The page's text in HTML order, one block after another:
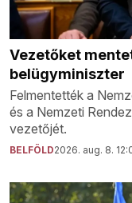
Vezetőket
belügyminiszter
Felmentették a
és a Nemzeti
vezetőjét.
BELFÖLD2026. aug. 8.